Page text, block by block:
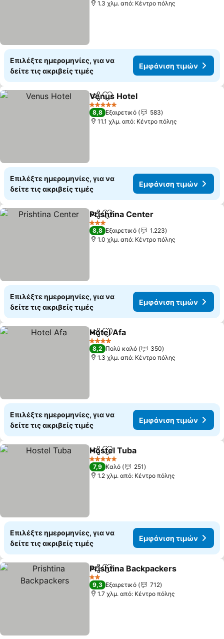
1.3 χλμ. από: Κέντρο πόλης
Επιλέξτε ημερομηνίες, για να
δείτε τις ακριβείς τιμές
Εμφάνιση τιμών
Κοινοποίηση
Προσθήκη στα αγαπημένα
Venus Hotel
5 Αστέρια
8,8 Εξαιρετικό
583
11.1 χλμ. από: Κέντρο πόλης
Επιλέξτε ημερομηνίες, για να
δείτε τις ακριβείς τιμές
Εμφάνιση τιμών
Κοινοποίηση
Προσθήκη στα αγαπημένα
Prishtina Center
3 Αστέρια
8,8 Εξαιρετικό
1.223
1.0 χλμ. από: Κέντρο πόλης
Επιλέξτε ημερομηνίες, για να
δείτε τις ακριβείς τιμές
Εμφάνιση τιμών
Κοινοποίηση
Προσθήκη στα αγαπημένα
Hotel Afa
4 Αστέρια
8,2 Πολύ καλό
350
1.3 χλμ. από: Κέντρο πόλης
Επιλέξτε ημερομηνίες, για να
δείτε τις ακριβείς τιμές
Εμφάνιση τιμών
Κοινοποίηση
Προσθήκη στα αγαπημένα
Hostel Tuba
5 Αστέρια
7,9 Καλό
251
1.2 χλμ. από: Κέντρο πόλης
Επιλέξτε ημερομηνίες, για να
δείτε τις ακριβείς τιμές
Εμφάνιση τιμών
Κοινοποίηση
Προσθήκη στα αγαπημένα
Prishtina Backpackers
2 Αστέρια
9,3 Εξαιρετικό
712
1.7 χλμ. από: Κέντρο πόλης